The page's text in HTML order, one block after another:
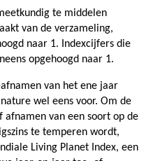
te middelen
van de verzameling,
naar 1. Indexcijfers die
opgehoogd naar 1.
van het ene jaar
wel eens voor. Om de
van een soort op de
te temperen wordt,
Living Planet Index, een